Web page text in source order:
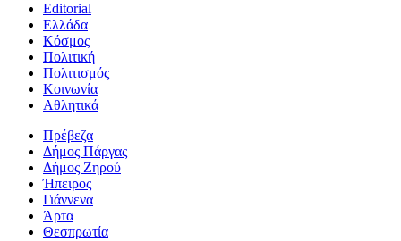
Editorial
Ελλάδα
Κόσμος
Πολιτική
Πολιτισμός
Κοινωνία
Αθλητικά
Πρέβεζα
Δήμος Πάργας
Δήμος Ζηρού
Ήπειρος
Γιάννενα
Άρτα
Θεσπρωτία